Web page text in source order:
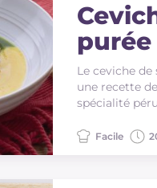
Le ceviche
une recette
spécialité
Facile